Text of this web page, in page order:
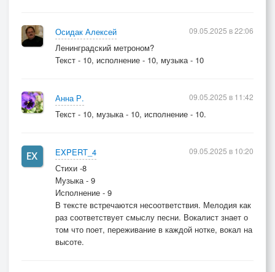
Осидак Алексей
Ленинградский метроном?
Текст - 10, исполнение - 10, музыка - 10
09.05.2025 в 22:06
Анна Р.
Текст - 10, музыка - 10, исполнение - 10.
09.05.2025 в 11:42
EXPERT_4
Стихи -8
Музыка - 9
Исполнение - 9
В тексте встречаются несоответствия. Мелодия как
раз соответствует смыслу песни. Вокалист знает о
том что поет, переживание в каждой нотке, вокал на
высоте.
09.05.2025 в 10:20